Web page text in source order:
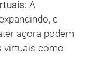
A
e
agora podem
virtuais como